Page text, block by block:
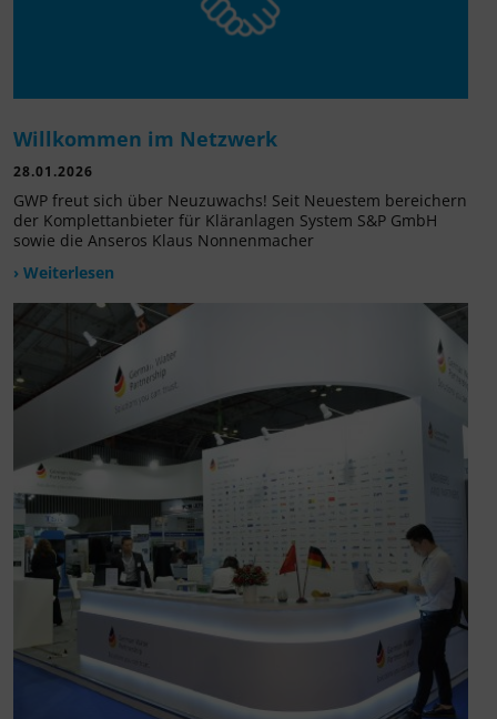
Willkommen im Netzwerk
28.01.2026
GWP freut sich über Neuzuwachs! Seit Neuestem bereichern
der Komplettanbieter für Kläranlagen System S&P GmbH
sowie die Anseros Klaus Nonnenmacher
› Weiterlesen